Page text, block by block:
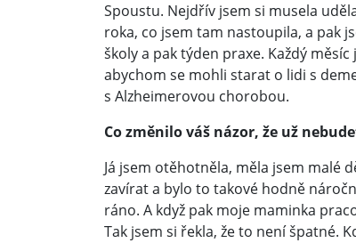
Spoustu. Nejdřív jsem si musela
roka, co jsem tam nastoupila, a pak
školy a pak týden praxe. Každý
abychom se mohli starat o lidi s
s Alzheimerovou chorobou.
Co změnilo váš názor, že už
Já jsem otěhotněla, měla jsem malé
zavírat a bylo to takové hodně
ráno. A když pak moje maminka
Tak jsem si řekla, že to není špatné.